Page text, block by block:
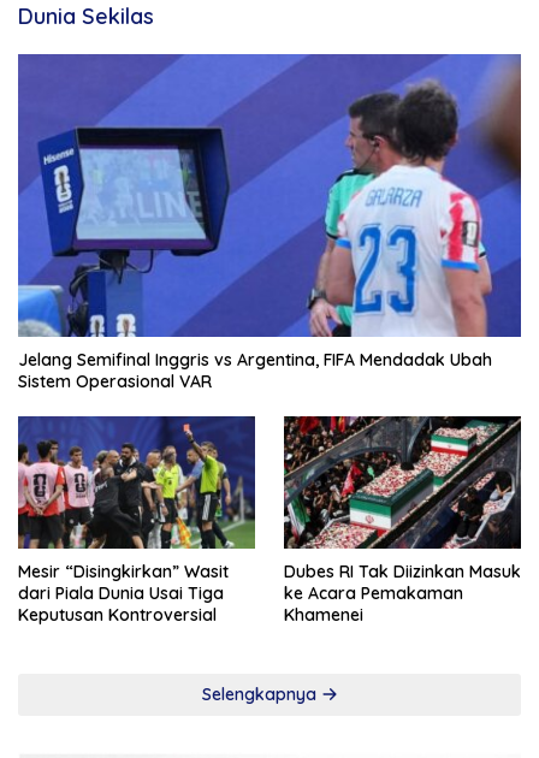
Dunia Sekilas
Jelang Semifinal Inggris vs Argentina, FIFA Mendadak Ubah
Sistem Operasional VAR
Mesir “Disingkirkan” Wasit
dari Piala Dunia Usai Tiga
Keputusan Kontroversial
Dubes RI Tak Diizinkan Masuk
ke Acara Pemakaman
Khamenei
Selengkapnya